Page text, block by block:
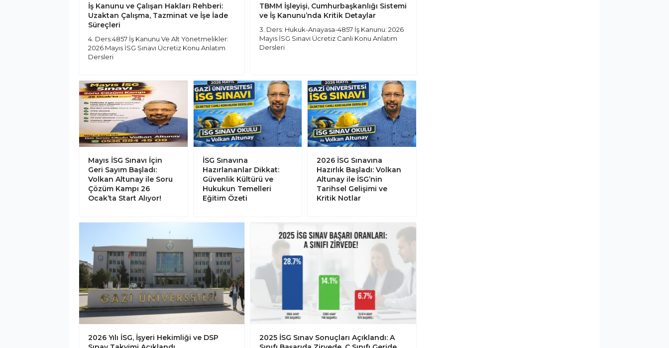
İş Kanunu ve Çalışan Hakları Rehberi:
Uzaktan Çalışma, Tazminat ve İşe İade
Süreçleri
4. Ders:4857 İş Kanunu Ve Alt Yönetmelikler:
2026 Mayıs İSG Sınavı Ücretiz Konu Anlatım
Dersleri
TBMM İşleyişi, Cumhurbaşkanlığı Sistemi
ve İş Kanunu’nda Kritik Detaylar
3. Ders: Hukuk-Anayasa-4857 İş Kanunu: 2026
Mayıs İSG Sınavı Ücretiz Canlı Konu Anlatım
Dersleri
Mayıs İSG Sınavı İçin
Geri Sayım Başladı:
Volkan Altunay ile Soru
Çözüm Kampı 26
Ocak’ta Start Alıyor!
İSG Sınavına
Hazırlananlar Dikkat:
Güvenlik Kültürü ve
Hukukun Temelleri
Eğitim Özeti
2026 İSG Sınavına
Hazırlık Başladı: Volkan
Altunay ile İSG’nin
Tarihsel Gelişimi ve
Kritik Notlar
2026 Yılı İSG, İşyeri Hekimliği ve DSP
2025 İSG Sınav Sonuçları Açıklandı: A